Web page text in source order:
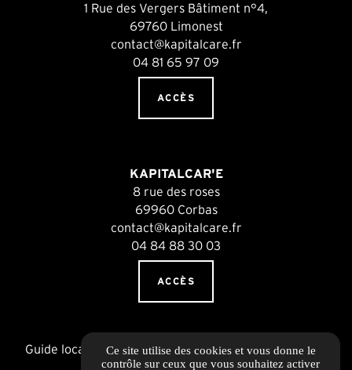
1 Rue des Vergers Bâtiment n°4,
69760 Limonest
contact@kapitalcare.fr
04 81 65 97 09
ACCÈS
KAPITALCAR'E
8 rue des roses
69960 Corbas
contact@kapitalcare.fr
04 84 88 30 03
ACCÈS
Guide local
Informations complémentaires
Mentions légales
Ce site utilise des cookies et vous donne le
contrôle sur ceux que vous souhaitez activer